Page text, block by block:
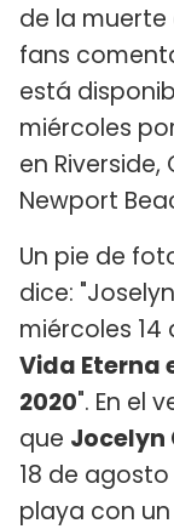
de la muerte
fans
está
miércoles
en
Newport
Un pie de
dice:
miércoles 14
Vida Eterna
2020". En el
que Jocelyn
18 de
playa con